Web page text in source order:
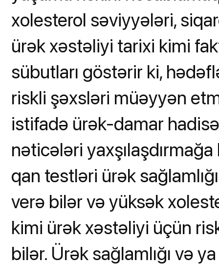
xolesterol səviyyələri,
ürək xəstəliyi tarixi kimi
sübutları göstərir ki,
riskli şəxsləri müəyyən
istifadə ürək-damar
nəticələri
qan testləri ürək
verə bilər və yüksək
kimi ürək xəstəliyi üçün
bilər. Ürək sağlamlığı və